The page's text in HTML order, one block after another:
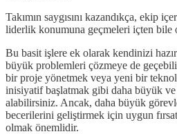
Takımın saygısını kazandıkça, ekip
liderlik konumuna geçmeleri içten bile
Bu basit işlere ek olarak kendinizi
büyük problemleri çözmeye de
bir proje yönetmek veya yeni bir
inisiyatif başlatmak gibi daha büyük
alabilirsiniz. Ancak, daha büyük
becerilerini geliştirmek için uygun
olmak önemlidir.